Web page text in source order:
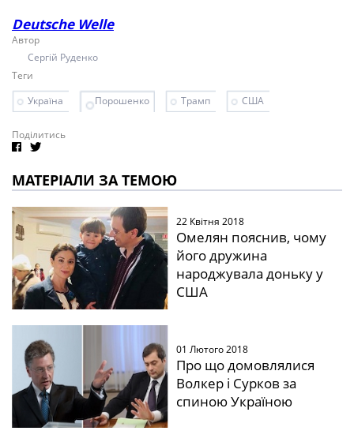
Deutsche Welle
Автор
Сергій Руденко
Теги
Україна
Порошенко Трамп США
Поділитись
МАТЕРІАЛИ ЗА ТЕМОЮ
22 Квітня 2018
Омелян пояснив, чому
його дружина
народжувала доньку у
США
01 Лютого 2018
Про що домовлялися
Волкер і Сурков за
спиною Україною